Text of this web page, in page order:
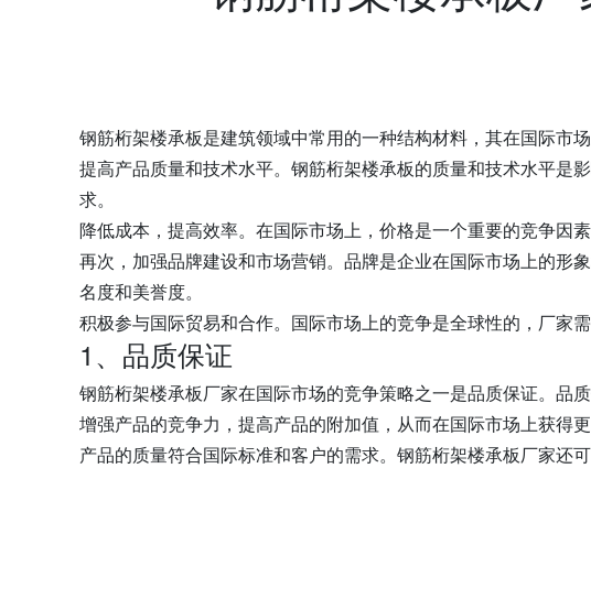
钢筋桁架楼承板是建筑领域中常用的一种结构材料，其在国际市
提高产品质量和技术水平。钢筋桁架楼承板的质量和技术水平是
求。
降低成本，提高效率。在国际市场上，价格是一个重要的竞争因
再次，加强品牌建设和市场营销。品牌是企业在国际市场上的形
名度和美誉度。
积极参与国际贸易和合作。国际市场上的竞争是全球性的，厂家
1、品质保证
钢筋桁架楼承板厂家在国际市场的竞争策略之一是品质保证。品
增强产品的竞争力，提高产品的附加值，从而在国际市场上获得
产品的质量符合国际标准和客户的需求。钢筋桁架楼承板厂家还